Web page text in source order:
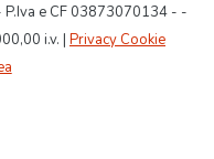
P.Iva e CF 03873070134 - -
i.v. | Privacy Cookie